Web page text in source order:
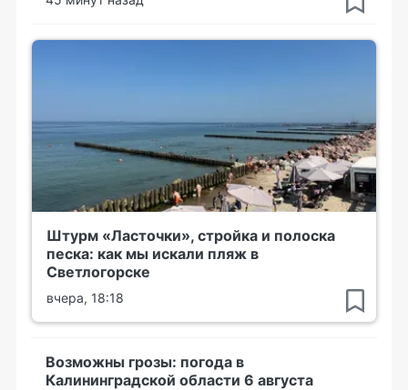
Штурм «Ласточки», стройка и полоска
песка: как мы искали пляж в
Светлогорске
вчера, 18:18
Возможны грозы: погода в
Калининградской области 6 августа